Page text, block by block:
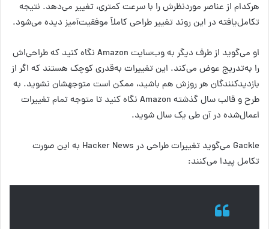
هرکدام از عناصر موردنظرش را با سرعت کمتری، تغییر می‌دهد. نتیجه
تکامل‌یافته در این روند تغییر طراحی کاملاً موفقیت‌آمیز دیده می‌شود.
او می‌گوید از طرف دیگر به وب‌سایت Amazon نگاه کنید که طراحی‌اش
را به‌تدریج عوض می‌کند. این تغییرات به‌قدری کوچک هستند که اگر از
بازدیدکنندگان هر روزش هم باشید، ممکن است متوجهشان نشوید. به
طرح و قالب سال گذشته Amazon نگاه کنید تا متوجه تمام تغییرات
اعمال‌شده در آن طی یک سال شوید.
Gackle می‌گوید تغییرات طراحی در Hacker News به این صورت
تکامل پیدا می‌کنند: